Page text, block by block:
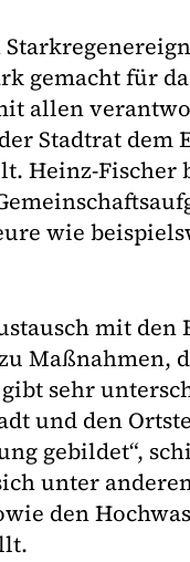
gemacht für
allen
Stadtrat dem
Heinz-Fischer
wie
mit den
Maßnahmen,
sehr
und den
gebildet“,
unter
den